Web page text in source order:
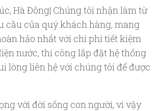
Hà Đông| Chúng tôi nhận làm từ
cầu của quý khách hàng, mang
hảo nhất với chi phí tiết kiệm
nước, thi công lắp đặt hệ thống
lòng liên hệ với chúng tôi để được
với đời sống con người, vì vậy